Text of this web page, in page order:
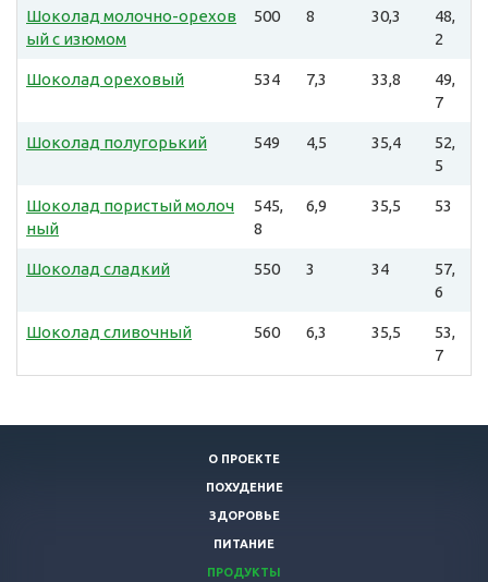
Шоколад молочно-орехов
ый с изюмом
500 8 30,3
48,
2
Шоколад ореховый 534 7,3 33,8
49,
7
Шоколад полугорький 549 4,5 35,4
52,
5
Шоколад пористый молоч
ный
545,
8
6,9 35,5 53
Шоколад сладкий 550 3 34
57,
6
Шоколад сливочный 560 6,3 35,5
53,
7
О ПРОЕКТЕ
ПОХУДЕНИЕ
ЗДОРОВЬЕ
ПИТАНИЕ
ПРОДУКТЫ